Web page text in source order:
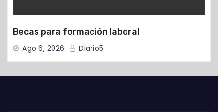
Becas para formación laboral
Ago 6, 2026 Diario5